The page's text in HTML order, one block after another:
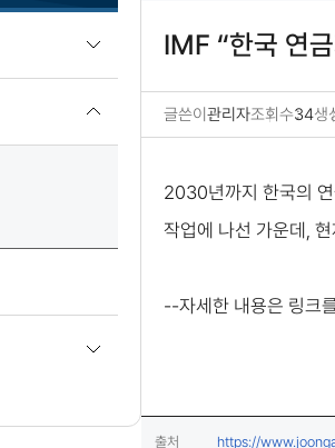
IMF “한국 연
글쓴이관리자조회수34생
2030년까지 한국의
작업에 나선 가운데,
--자세한 내용은 링크
출처 https://